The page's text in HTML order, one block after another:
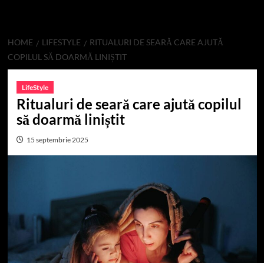
HOME LIFESTYLE
RITUALURI DE SEARĂ CARE AJUTĂ
COPILUL SĂ DOARMĂ LINIȘTIT
LifeStyle
Ritualuri de seară care ajută copilul
să doarmă liniștit
15 septembrie 2025